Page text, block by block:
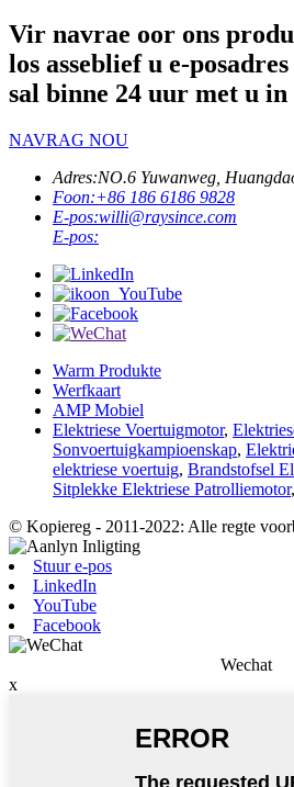
Vir navrae oor ons
los asseblief u e-
sal binne 24 uur met u
NAVRAG NOU
Adres:NO.6 Yuwanweg,
Foon:+86 186 6186 9828
E-pos:willi@raysince.com
E-pos:
Warm Produkte
Werfkaart
AMP Mobiel
Elektriese Voertuigmotor,
Sonvoertuigkampioenskap,
elektriese voertuig, Brandstofsel
Sitplekke Elektriese Patrolliemotor,
© Kopiereg - 2011-2022: Alle regte
Stuur e-pos
LinkedIn
YouTube
Facebook
Wechat
x